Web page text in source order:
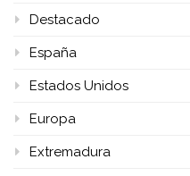
Destacado
España
Estados Unidos
Europa
Extremadura